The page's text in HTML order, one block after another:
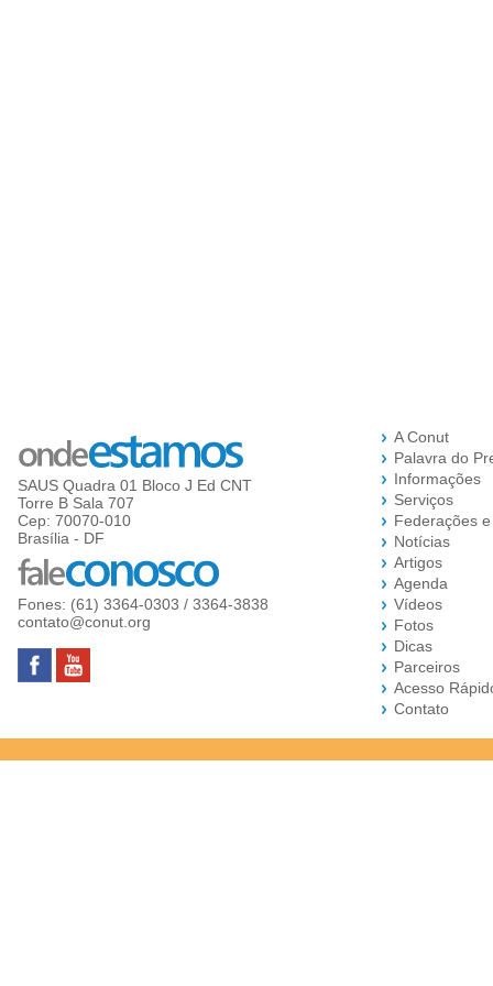
SAUS Quadra 01 Bloco J Ed CNT
Torre B Sala 707
Cep: 70070-010
Brasília - DF
Fones: (61) 3364-0303 / 3364-3838
contato@conut.org
A Conut
Palavra do
Informações
Serviços
Federações
Notícias
Artigos
Agenda
Vídeos
Fotos
Dicas
Parceiros
Acesso
Contato